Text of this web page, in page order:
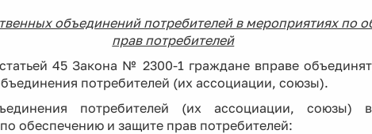
объединений потребителей в мероприятиях по
прав потребителей
45 Закона № 2300-1 граждане вправе
потребителей (их ассоциации, союзы).
потребителей (их ассоциации, союзы)
обеспечению и защите прав потребителей: